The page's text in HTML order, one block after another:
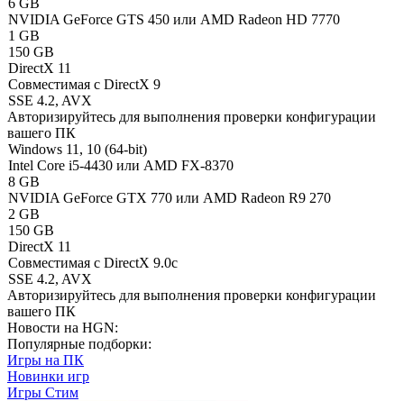
6 GB
NVIDIA GeForce GTS 450 или AMD Radeon HD 7770
1 GB
150 GB
DirectX 11
Совместимая с DirectX 9
SSE 4.2, AVX
Авторизируйтесь для выполнения проверки конфигурации
вашего ПК
Windows 11, 10 (64-bit)
Intel Core i5-4430 или AMD FX-8370
8 GB
NVIDIA GeForce GTX 770 или AMD Radeon R9 270
2 GB
150 GB
DirectX 11
Совместимая с DirectX 9.0c
SSE 4.2, AVX
Авторизируйтесь для выполнения проверки конфигурации
вашего ПК
Новости на HGN:
Популярные подборки:
Игры на ПК
Новинки игр
Игры Стим